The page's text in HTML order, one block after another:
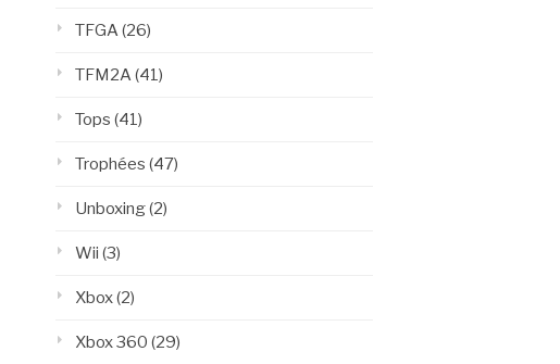
TFGA (26)
TFM2A (41)
Tops (41)
Trophées (47)
Unboxing(2)
Wii (3)
Xbox(2)
Xbox 360 (29)